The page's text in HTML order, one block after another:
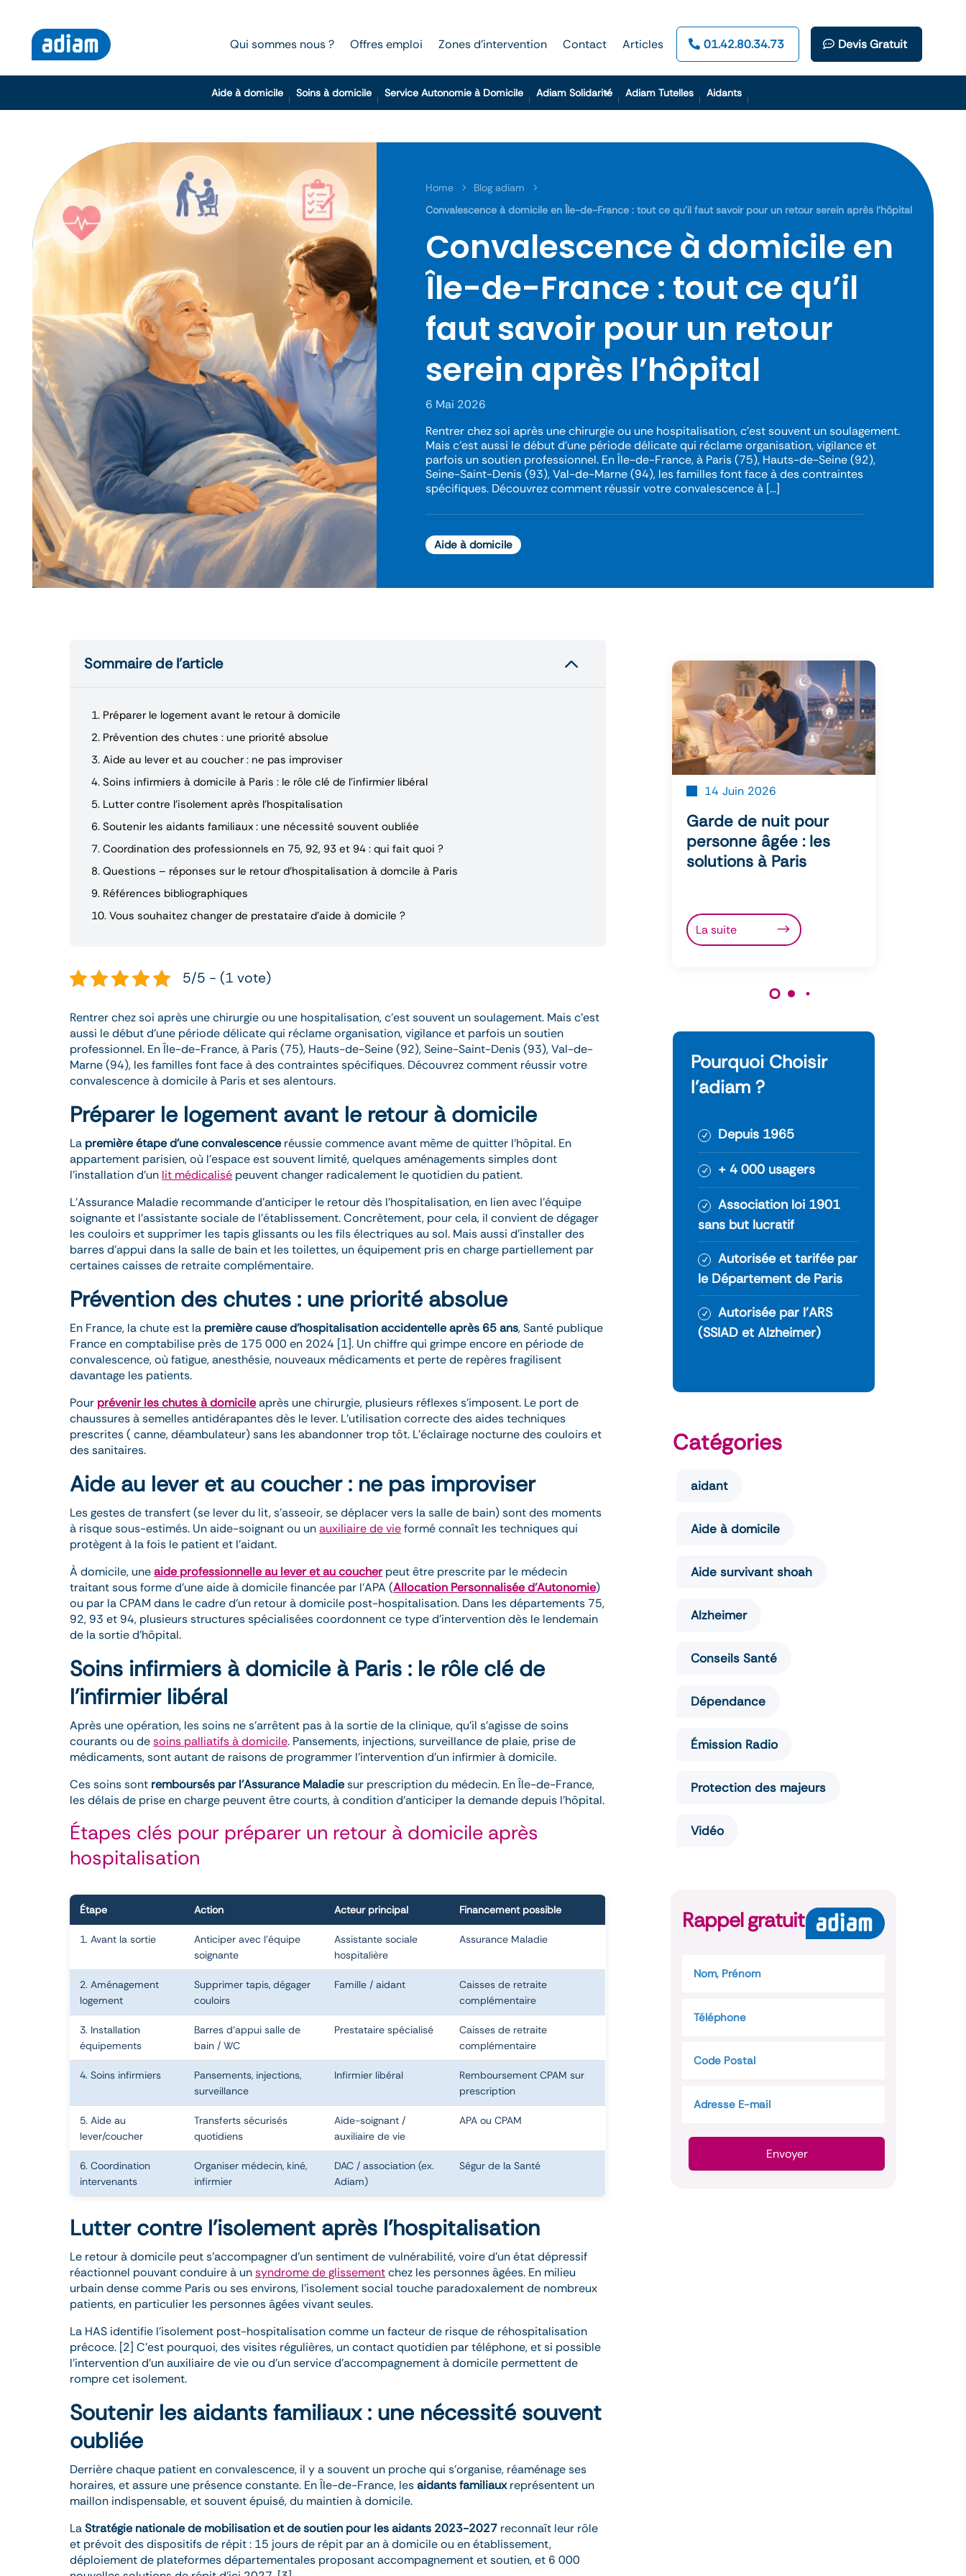
Qui sommes nous ? Offres emploi Zones d’intervention Contact Articles 01.42.80.34.73 Devis Gratuit
Aide à domicile Soins à domicile Service Autonomie à Domicile Adiam Solidarité Adiam Tutelles Aidants
Home 5 Blog adiam 5
Convalescence à domicile en Île-de-France : tout ce qu’il faut savoir pour un retour serein après l’hôpital
Convalescence à domicile en
Île-de-France : tout ce qu’il
faut savoir pour un retour
serein après l’hôpital
6 Mai 2026
Rentrer chez soi après une chirurgie ou une hospitalisation, c’est souvent un soulagement.
Mais c’est aussi le début d’une période délicate qui réclame organisation, vigilance et
parfois un soutien professionnel. En Île-de-France, à Paris (75), Hauts-de-Seine (92),
Seine-Saint-Denis (93), Val-de-Marne (94), les familles font face à des contraintes
spécifiques. Découvrez comment réussir votre convalescence à […]
Aide à domicile
2
Sommaire de l’article
1. Préparer le logement avant le retour à domicile
2. Prévention des chutes : une priorité absolue
3. Aide au lever et au coucher : ne pas improviser
4. Soins infirmiers à domicile à Paris : le rôle clé de l’infirmier libéral
5. Lutter contre l’isolement après l’hospitalisation
6. Soutenir les aidants familiaux : une nécessité souvent oubliée
7. Coordination des professionnels en 75, 92, 93 et 94 : qui fait quoi ?
8. Questions – réponses sur le retour d’hospitalisation à domcile à Paris
9. Références bibliographiques
10. Vous souhaitez changer de prestataire d’aide à domicile ?
5/5 - (1 vote)
Rentrer chez soi après une chirurgie ou une hospitalisation, c’est souvent un soulagement. Mais c’est
aussi le début d’une période délicate qui réclame organisation, vigilance et parfois un soutien
professionnel. En Île-de-France, à Paris (75), Hauts-de-Seine (92), Seine-Saint-Denis (93), Val-de-
Marne (94), les familles font face à des contraintes spécifiques. Découvrez comment réussir votre
convalescence à domicile à Paris et ses alentours.
Préparer le logement avant le retour à domicile
La première étape d’une convalescence réussie commence avant même de quitter l’hôpital. En
appartement parisien, où l’espace est souvent limité, quelques aménagements simples dont
l’installation d’un lit médicalisé peuvent changer radicalement le quotidien du patient.
L’Assurance Maladie recommande d’anticiper le retour dès l’hospitalisation, en lien avec l’équipe
soignante et l’assistante sociale de l’établissement. Concrètement, pour cela, il convient de dégager
les couloirs et supprimer les tapis glissants ou les fils électriques au sol. Mais aussi d’installer des
barres d’appui dans la salle de bain et les toilettes, un équipement pris en charge partiellement par
certaines caisses de retraite complémentaire.
Prévention des chutes : une priorité absolue
En France, la chute est la première cause d’hospitalisation accidentelle après 65 ans, Santé publique
France en comptabilise près de 175 000 en 2024 [1]. Un chiffre qui grimpe encore en période de
convalescence, où fatigue, anesthésie, nouveaux médicaments et perte de repères fragilisent
davantage les patients.
Pour prévenir les chutes à domicileaprès une chirurgie, plusieurs réflexes s’imposent. Le port de
chaussures à semelles antidérapantes dès le lever. L’utilisation correcte des aides techniques
prescrites ( canne, déambulateur) sans les abandonner trop tôt. L’éclairage nocturne des couloirs et
des sanitaires.
Aide au lever et au coucher : ne pas improviser
Les gestes de transfert (se lever du lit, s’asseoir, se déplacer vers la salle de bain) sont des moments
à risque sous-estimés. Un aide-soignant ou unauxiliaire de vieformé connaît les techniques qui
protègent à la fois le patient et l’aidant.
À domicile, uneaide professionnelle au lever et au coucher peut être prescrite par le médecin
traitant sous forme d’une aide à domicile financée par l’APA (Allocation Personnalisée d’Autonomie)
ou par la CPAM dans le cadre d’un retour à domicile post-hospitalisation. Dans les départements 75,
92, 93 et 94, plusieurs structures spécialisées coordonnent ce type d’intervention dès le lendemain
de la sortie d’hôpital.
Soins infirmiers à domicile à Paris : le rôle clé de
l’infirmier libéral
Après une opération, les soins ne s’arrêtent pas à la sortie de la clinique, qu’il s’agisse de soins
courants ou desoins palliatifs à domicile. Pansements, injections, surveillance de plaie, prise de
médicaments, sont autant de raisons de programmer l’intervention d’un infirmier à domicile.
Ces soins sont remboursés par l’Assurance Maladiesur prescription du médecin. En Île-de-France,
les délais de prise en charge peuvent être courts, à condition d’anticiper la demande depuis l’hôpital.
Étapes clés pour préparer un retour à domicile après
hospitalisation
Étape Action Acteur principal Financement possible
1. Avant la sortie
Anticiper avec l’équipe
soignante
Assistante sociale
hospitalière
Assurance Maladie
2. Aménagement
logement
Supprimer tapis, dégager
couloirs
Famille / aidant
Caisses de retraite
complémentaire
3. Installation
équipements
Barres d’appui salle de
bain / WC
Prestataire spécialisé
Caisses de retraite
complémentaire
4. Soins infirmiers
Pansements, injections,
surveillance
Infirmier libéral
Remboursement CPAM sur
prescription
5. Aide au
lever/coucher
Transferts sécurisés
quotidiens
Aide-soignant /
auxiliaire de vie
APA ou CPAM
6. Coordination
intervenants
Organiser médecin, kiné,
infirmier
DAC / association (ex.
Adiam)
Ségur de la Santé
Lutter contre l’isolement après l’hospitalisation
Le retour à domicile peut s’accompagner d’un sentiment de vulnérabilité, voire d’un état dépressif
réactionnel pouvant conduire à unsyndrome de glissementchez les personnes âgées. En milieu
urbain dense comme Paris ou ses environs, l’isolement social touche paradoxalement de nombreux
patients, en particulier les personnes âgées vivant seules.
La HAS identifie l’isolement post-hospitalisation comme un facteur de risque de réhospitalisation
précoce. [2] C’est pourquoi, des visites régulières, un contact quotidien par téléphone, et si possible
l’intervention d’un auxiliaire de vie ou d’un service d’accompagnement à domicile permettent de
rompre cet isolement.
Soutenir les aidants familiaux : une nécessité souvent
oubliée
Derrière chaque patient en convalescence, il y a souvent un proche qui s’organise, réaménage ses
horaires, et assure une présence constante. En Île-de-France, lesaidants familiauxreprésentent un
maillon indispensable, et souvent épuisé, du maintien à domicile.
LaStratégie nationale de mobilisation et de soutien pour les aidants 2023-2027 reconnaît leur rôle
et prévoit des dispositifs de répit : 15 jours de répit par an à domicile ou en établissement,
déploiement de plateformes départementales proposant accompagnement et soutien, et 6 000
de la maladie de
Charcot ?
Juin
14 2026
Garde de nuit pour
personne âgée : les
solutions à Paris
La suite
Pourquoi Choisir
l’adiam ?
Depuis 1965
+ 4 000 usagers
Association loi 1901
sans but lucratif
Autorisée et tarifée par
le Département de Paris
Autorisée par l’ARS
(SSIAD et Alzheimer)
Catégories
aidant
Aide à domicile
Aide survivant shoah
Alzheimer
Conseils Santé
Dépendance
Émission Radio
Protection des majeurs
Vidéo
Rappel gratuit
Envoyer